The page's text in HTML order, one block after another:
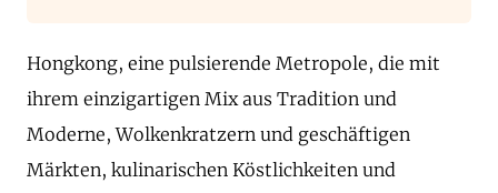
Hongkong, eine pulsierende Metropole, die mit
ihrem einzigartigen Mix aus Tradition und
Moderne, Wolkenkratzern und geschäftigen
Märkten, kulinarischen Köstlichkeiten und